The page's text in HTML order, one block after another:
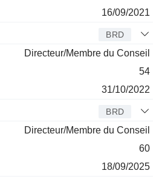
16/09/2021
BRD
Directeur/Membre du Conseil
54
31/10/2022
BRD
Directeur/Membre du Conseil
60
18/09/2025